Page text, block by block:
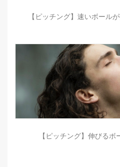
【ピッチング】速いボール
【ピッチング】伸びる